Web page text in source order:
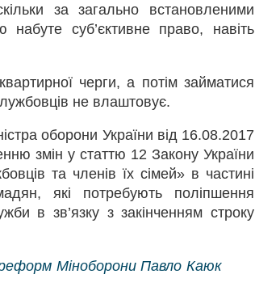
за загально встановленими
суб’єктивне право, навіть
черги, а потім займатися
не влаштовує.
оборони України від 16.08.2017
змін у статтю 12 Закону України
та членів їх сімей» в частині
які потребують поліпшення
в зв’язку з закінченням строку
Міноборони Павло Каюк